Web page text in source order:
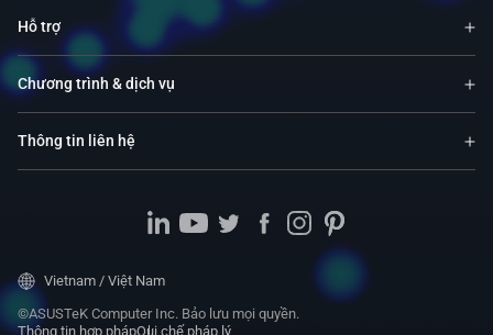
Hỗ trợ
Chương trình & dịch vụ
Thông tin liên hệ
©ASUSTeK Computer Inc. Bảo lưu mọi quyền.
Thông tin hợp phápQui chế pháp lý
Vietnam / Việt Nam